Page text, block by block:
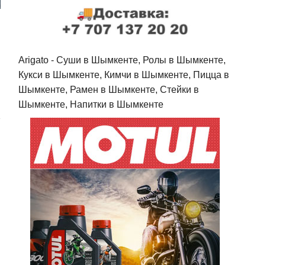
Arigato - Cуши в Шымкенте, Ролы в Шымкенте,
Кукси в Шымкенте, Кимчи в Шымкенте, Пицца в
Шымкенте, Рамен в Шымкенте, Стейки в
Шымкенте, Напитки в Шымкенте